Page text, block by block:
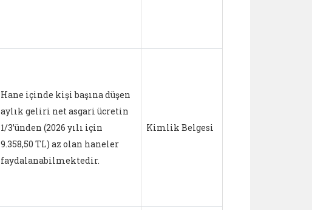
Hane içinde kişi başına düşen
aylık geliri net asgari ücretin
1/3’ünden (2026 yılı için
9.358,50 TL) az olan haneler
faydalanabilmektedir.
Kimlik Belgesi